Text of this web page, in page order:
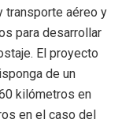
transporte aéreo y
para desarrollar
El proyecto
de un
kilómetros en
en el caso del